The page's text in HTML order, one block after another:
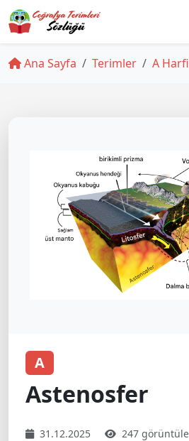
Ana Sayfa Terimler A Harfi
A
Astenosfer
31.12.2025 247